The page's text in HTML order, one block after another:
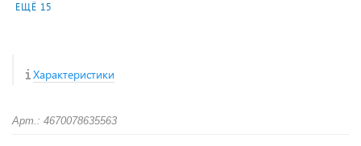
ЕЩЁ 15
Характеристики
Арт.: 4670078635563